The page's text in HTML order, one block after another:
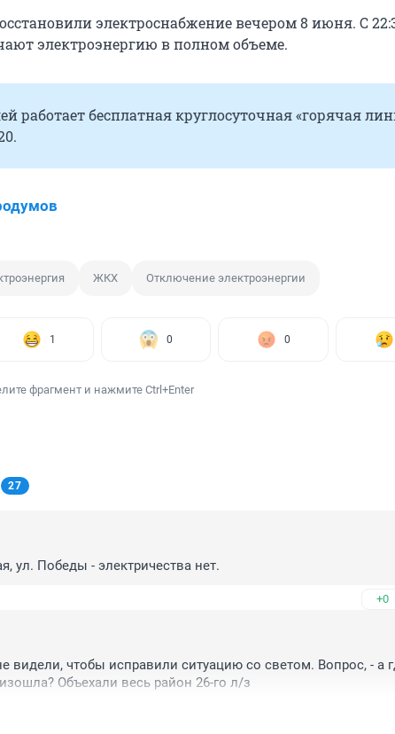
электроснабжение вечером 8 июня. С
электроэнергию в полном объеме.
работает бесплатная круглосуточная «горячая
ЖКХ Отключение электроэнергии
1 0 0
фрагмент и нажмите Ctrl+Enter
27
ул. Победы - электричества нет.
+0
видели, чтобы исправили ситуацию со светом. Вопрос, - а
Объехали весь район 26-го л/з